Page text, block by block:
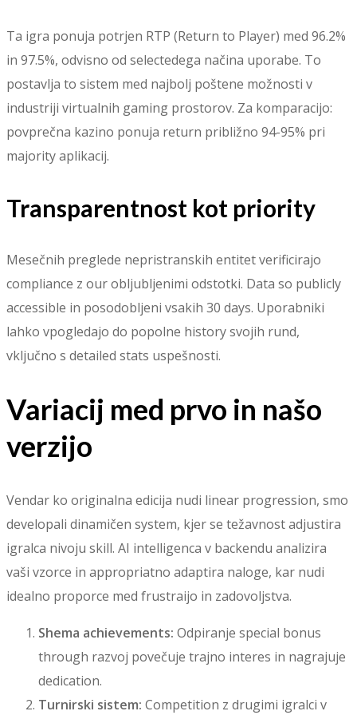
Ta igra ponuja potrjen RTP (Return to Player) med 96.2%
in 97.5%, odvisno od selectedega načina uporabe. To
postavlja to sistem med najbolj poštene možnosti v
industriji virtualnih gaming prostorov. Za komparacijo:
povprečna kazino ponuja return približno 94-95% pri
majority aplikacij.
Transparentnost kot priority
Mesečnih preglede nepristranskih entitet verificirajo
compliance z our obljubljenimi odstotki. Data so publicly
accessible in posodobljeni vsakih 30 days. Uporabniki
lahko vpogledajo do popolne history svojih rund,
vključno s detailed stats uspešnosti.
Variacij med prvo in našo
verzijo
Vendar ko originalna edicija nudi linear progression, smo
developali dinamičen system, kjer se težavnost adjustira
igralca nivoju skill. AI intelligenca v backendu analizira
vaši vzorce in appropriatno adaptira naloge, kar nudi
idealno proporce med frustraijo in zadovoljstva.
Shema achievements: Odpiranje special bonus
through razvoj povečuje trajno interes in nagrajuje
dedication.
Turnirski sistem: Competition z drugimi igralci v